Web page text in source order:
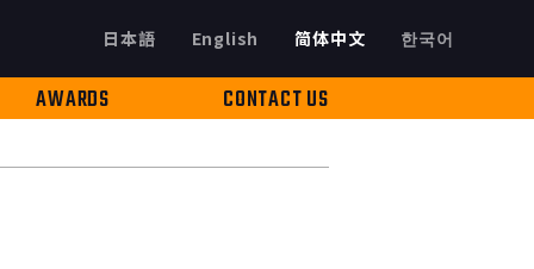
日本語 한국어
English 简体中文
AWARDS CONTACT US